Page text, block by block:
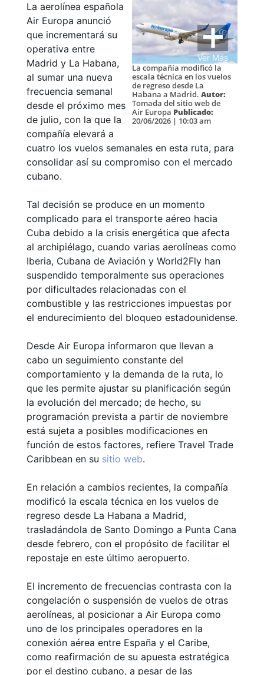
Ver Más
La compañía modificó la
escala técnica en los vuelos
de regreso desde La
Habana a Madrid. Autor:
Tomada del sitio web de
Air Europa Publicado:
20/06/2026 | 10:03 am
La aerolínea española
Air Europa anunció
que incrementará su
operativa entre
Madrid y La Habana,
al sumar una nueva
frecuencia semanal
desde el próximo mes
de julio, con la que la
compañía elevará a
cuatro los vuelos semanales en esta ruta, para
consolidar así su compromiso con el mercado
cubano.
Tal decisión se produce en un momento
complicado para el transporte aéreo hacia
Cuba debido a la crisis energética que afecta
al archipiélago, cuando varias aerolíneas como
Iberia, Cubana de Aviación y World2Fly han
suspendido temporalmente sus operaciones
por dificultades relacionadas con el
combustible y las restricciones impuestas por
el endurecimiento del bloqueo estadounidense.
Desde Air Europa informaron que llevan a
cabo un seguimiento constante del
comportamiento y la demanda de la ruta, lo
que les permite ajustar su planificación según
la evolución del mercado; de hecho, su
programación prevista a partir de noviembre
está sujeta a posibles modificaciones en
función de estos factores, refiere Travel Trade
Caribbean en su sitio web.
En relación a cambios recientes, la compañía
modificó la escala técnica en los vuelos de
regreso desde La Habana a Madrid,
trasladándola de Santo Domingo a Punta Cana
desde febrero, con el propósito de facilitar el
repostaje en este último aeropuerto.
El incremento de frecuencias contrasta con la
congelación o suspensión de vuelos de otras
aerolíneas, al posicionar a Air Europa como
uno de los principales operadores en la
conexión aérea entre España y el Caribe,
como reafirmación de su apuesta estratégica
por el destino cubano, a pesar de las